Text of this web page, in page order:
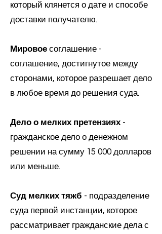
который клянется о дате и способе
доставки получателю.
Мировое соглашение -
соглашение, достигнутое между
сторонами, которое разрешает дело
в любое время до решения суда.
Дело о мелких претензиях -
гражданское дело о денежном
решении на сумму 15 000 долларов
или меньше.
Суд мелких тяжб - подразделение
суда первой инстанции, которое
рассматривает гражданские дела с